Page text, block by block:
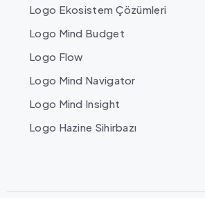
Logo Ekosistem Çözümleri
Logo Mind Budget
Logo Flow
Logo Mind Navigator
Logo Mind Insight
Logo Hazine Sihirbazı